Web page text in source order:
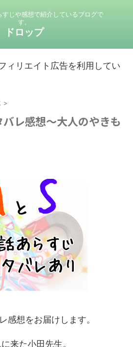
すじや感想で紹介しているブログで
す。
ドロップ
ィリエイト広告を利用してい
>
レ感想～大人のやきも
感想をお届けします。
来た小田先生。